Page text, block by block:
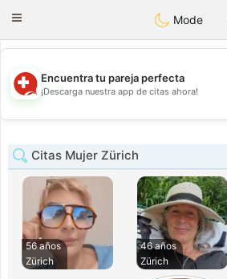
Suissi
Toggle
Mode
💖
💕
Encuentra tu pareja perfecta
¡Descarga nuestra app de citas ahora!
Citas Mujer Zürich
56 años
Zürich
46 años
Zürich